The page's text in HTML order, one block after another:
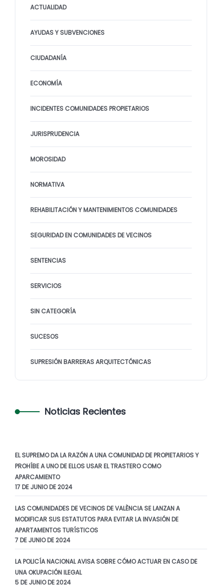
ACTUALIDAD
AYUDAS Y SUBVENCIONES
CIUDADANÍA
ECONOMÍA
INCIDENTES COMUNIDADES PROPIETARIOS
JURISPRUDENCIA
MOROSIDAD
NORMATIVA
REHABILITACIÓN Y MANTENIMIENTOS COMUNIDADES
SEGURIDAD EN COMUNIDADES DE VECINOS
SENTENCIAS
SERVICIOS
SIN CATEGORÍA
SUCESOS
SUPRESIÓN BARRERAS ARQUITECTÓNICAS
Noticias Recientes
EL SUPREMO DA LA RAZÓN A UNA COMUNIDAD DE PROPIETARIOS Y
PROHÍBE A UNO DE ELLOS USAR EL TRASTERO COMO
APARCAMIENTO
17 DE JUNIO DE 2024
LAS COMUNIDADES DE VECINOS DE VALÈNCIA SE LANZAN A
MODIFICAR SUS ESTATUTOS PARA EVITAR LA INVASIÓN DE
APARTAMENTOS TURÍSTICOS
7 DE JUNIO DE 2024
LA POLICÍA NACIONAL AVISA SOBRE CÓMO ACTUAR EN CASO DE
UNA OKUPACIÓN ILEGAL
5 DE JUNIO DE 2024